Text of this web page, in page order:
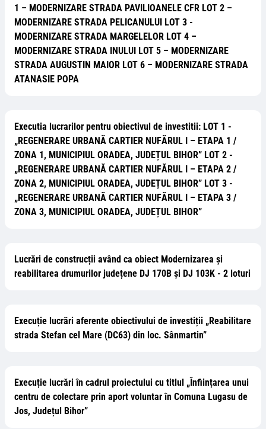
1 – MODERNIZARE STRADA PAVILIOANELE CFR LOT 2 –
MODERNIZARE STRADA PELICANULUI LOT 3 -
MODERNIZARE STRADA MARGELELOR LOT 4 –
MODERNIZARE STRADA INULUI LOT 5 – MODERNIZARE
STRADA AUGUSTIN MAIOR LOT 6 – MODERNIZARE STRADA
ATANASIE POPA
Executia lucrarilor pentru obiectivul de investitii: LOT 1 -
„REGENERARE URBANĂ CARTIER NUFĂRUL I – ETAPA 1 /
ZONA 1, MUNICIPIUL ORADEA, JUDEȚUL BIHOR” LOT 2 -
„REGENERARE URBANĂ CARTIER NUFĂRUL I – ETAPA 2 /
ZONA 2, MUNICIPIUL ORADEA, JUDEȚUL BIHOR” LOT 3 -
„REGENERARE URBANĂ CARTIER NUFĂRUL I – ETAPA 3 /
ZONA 3, MUNICIPIUL ORADEA, JUDEȚUL BIHOR”
Lucrări de construcții având ca obiect Modernizarea și
reabilitarea drumurilor județene DJ 170B și DJ 103K - 2 loturi
Execuție lucrări aferente obiectivului de investiții „Reabilitare
strada Stefan cel Mare (DC63) din loc. Sânmartin”
Execuție lucrări în cadrul proiectului cu titlul „Înființarea unui
centru de colectare prin aport voluntar în Comuna Lugasu de
Jos, Județul Bihor”